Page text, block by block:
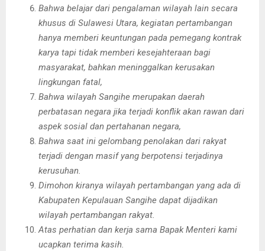
Bahwa belajar dari pengalaman wilayah lain secara
khusus di Sulawesi Utara, kegiatan pertambangan
hanya memberi keuntungan pada pemegang kontrak
karya tapi tidak memberi kesejahteraan bagi
masyarakat, bahkan meninggalkan kerusakan
lingkungan fatal,
Bahwa wilayah Sangihe merupakan daerah
perbatasan negara jika terjadi konflik akan rawan dari
aspek sosial dan pertahanan negara,
Bahwa saat ini gelombang penolakan dari rakyat
terjadi dengan masif yang berpotensi terjadinya
kerusuhan.
Dimohon kiranya wilayah pertambangan yang ada di
Kabupaten Kepulauan Sangihe dapat dijadikan
wilayah pertambangan rakyat.
Atas perhatian dan kerja sama Bapak Menteri kami
ucapkan terima kasih.